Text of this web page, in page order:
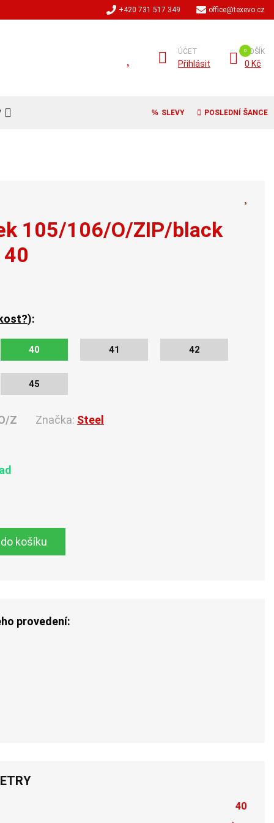
+420 731 517 349 office@texevo.cz
ÚČET
Přihlásit
KOŠÍK
0 Kč
SLEVY POSLEDNÍ ŠANCE
105/106/O/ZIP/black
):
40 41 42
45
Z Značka: Steel
košíku
provedení:
40